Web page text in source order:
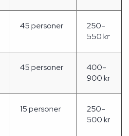
45 personer
250–
550 kr
45 personer
400–
900 kr
15 personer
250–
500 kr